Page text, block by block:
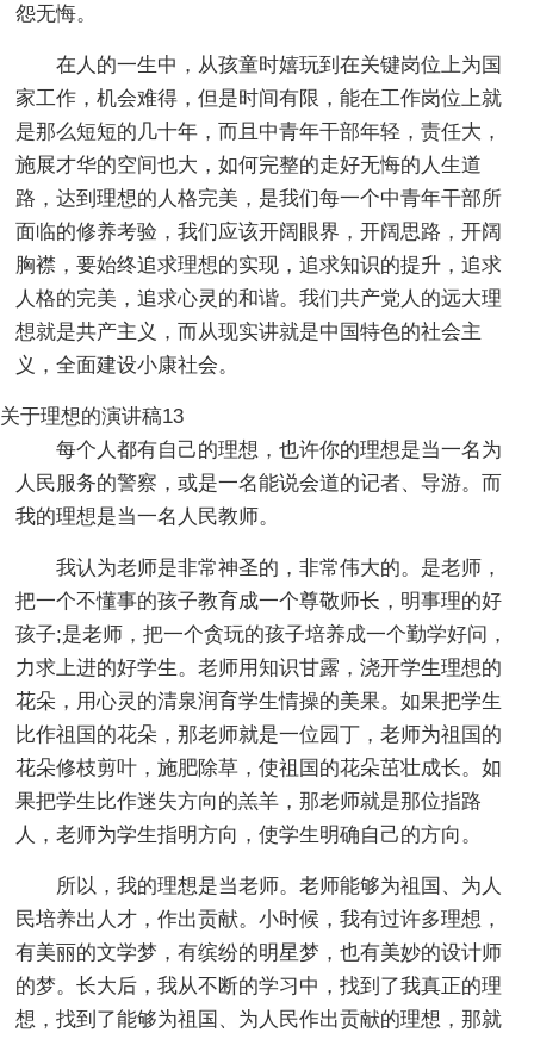
怨无悔。
在人的一生中，从孩童时嬉玩到在关键岗位上为国
家工作，机会难得，但是时间有限，能在工作岗位上就
是那么短短的几十年，而且中青年干部年轻，责任大，
施展才华的空间也大，如何完整的走好无悔的人生道
路，达到理想的人格完美，是我们每一个中青年干部所
面临的修养考验，我们应该开阔眼界，开阔思路，开阔
胸襟，要始终追求理想的实现，追求知识的提升，追求
人格的完美，追求心灵的和谐。我们共产党人的远大理
想就是共产主义，而从现实讲就是中国特色的社会主
义，全面建设小康社会。
关于理想的演讲稿13
每个人都有自己的理想，也许你的理想是当一名为
人民服务的警察，或是一名能说会道的记者、导游。而
我的理想是当一名人民教师。
我认为老师是非常神圣的，非常伟大的。是老师，
把一个不懂事的孩子教育成一个尊敬师长，明事理的好
孩子;是老师，把一个贪玩的孩子培养成一个勤学好问，
力求上进的好学生。老师用知识甘露，浇开学生理想的
花朵，用心灵的清泉润育学生情操的美果。如果把学生
比作祖国的花朵，那老师就是一位园丁，老师为祖国的
花朵修枝剪叶，施肥除草，使祖国的花朵茁壮成长。如
果把学生比作迷失方向的羔羊，那老师就是那位指路
人，老师为学生指明方向，使学生明确自己的方向。
所以，我的理想是当老师。老师能够为祖国、为人
民培养出人才，作出贡献。小时候，我有过许多理想，
有美丽的文学梦，有缤纷的明星梦，也有美妙的设计师
的梦。长大后，我从不断的学习中，找到了我真正的理
想，找到了能够为祖国、为人民作出贡献的理想，那就